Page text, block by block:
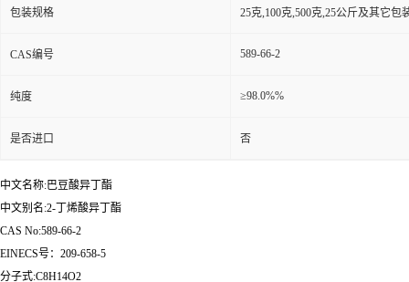
包装规格 25克,100克,500克,25公斤及其它包
CAS编号 589-66-2
纯度 ≥98.0%%
是否进口 否
中文名称:巴豆酸异丁酯
中文别名:2-丁烯酸异丁酯
CAS No:589-66-2
EINECS号：209-658-5
分子式:C8H14O2